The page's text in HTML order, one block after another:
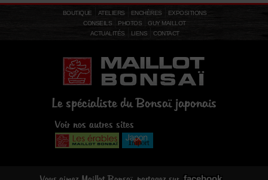
BOUTIQUE ATELIERS ENCHÈRES
EXPOSITIONS
CONSEILS
PHOTOS
GUY MAILLOT
ACTUALITÉS
LIENS CONTACT
Le spécialiste du Bonsaï japonais
Voir nos autres sites